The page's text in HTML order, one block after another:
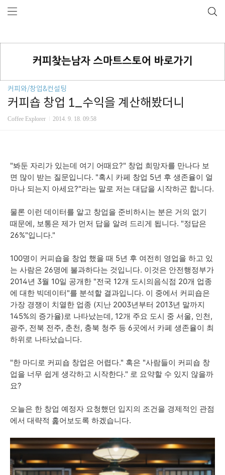
커피와/창업&컨설팅
커피숍 창업 1_수익을 계산해봤더니
Coffee Explorer 2014. 9. 18. 09:58
"봐둔 자리가 있는데 여기 어때요?" 창업 희망자를 만나다 보
면 많이 받는 질문입니다. "혹시 카페 창업 5년 후 생존율이 얼
마나 되는지 아세요?"라는 말로 저는 대답을 시작하곤 합니다.
물론 이런 데이터를 알고 창업을 준비하시는 분은 거의 없기
때문에, 보통은 제가 먼저 답을 알려 드리게 됩니다. "정답은
26%"입니다."
100명이 커피숍을 창업 했을 때 5년 후 여전히 영업을 하고 있
는 사람은 26명에 불과하다는 것입니다. 이것은 안전행정부가
2014년 3월 10일 공개한 "전국 12개 도시의음식점 20개 업종
에 대한 빅데이터"를 분석할 결과입니다. 이 중에서 커피숍은
가장 경쟁이 치열한 업종 (지난 2003년부터 2013년 말까지
145%의 증가율)로 나타났는데, 12개 주요 도시 중 서울, 인천,
광주, 전북 전주, 춘천, 충북 청주 등 6곳에서 카페 생존율이 최
하위로 나타났습니다.
"한 마디로 커피숍 창업은 어렵다." 혹은 "사람들이 커피숍 창
업을 너무 쉽게 생각하고 시작한다." 로 요약할 수 있지 않을까
요?
오늘은 한 창업 예정자 요청했던 입지의 조건을 경제적인 관점
에서 대략적 훑어보도록 하겠습니다.